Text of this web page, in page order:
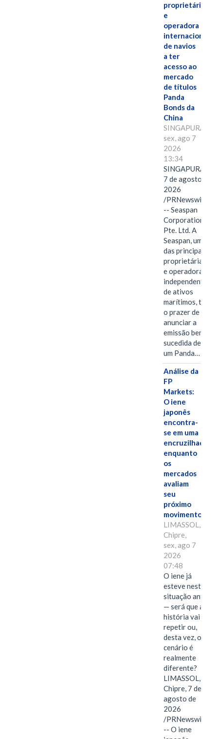
proprietária
e
operadora
internacional
de navios
a ter
acesso ao
mercado
de títulos
Panda
Bonds da
China
SINGAPURA,
sex, ago 7
2026
13:34
SINGAPURA,
7 de agosto de
2026
/PRNewswire/
-- Seaspan
Corporation
Pte. Ltd. A
Seaspan, uma
das principais
proprietárias
e operadoras
independentes
de ativos
marítimos, tem
o prazer de
anunciar a
emissão bem-
sucedida de
um Panda…
Análise da
FP
Markets:
O iene
japonês
encontra-
se em uma
encruzilhada
enquanto
os
mercados
avaliam
seu
próximo
movimento.
LIMASSOL,
Chipre,
sex, ago 7
2026
07:48
O iene já
esteve nesta
situação antes
— será que a
história vai se
repetir ou,
desta vez, o
cenário é
realmente
diferente?
LIMASSOL,
Chipre, 7 de
agosto de
2026
/PRNewswire/
-- O iene